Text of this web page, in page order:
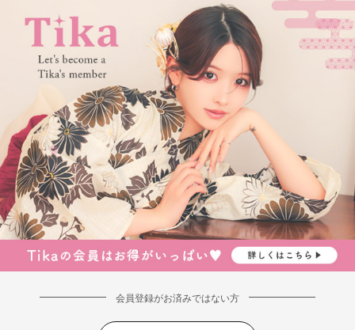
会員登録がお済みではない方